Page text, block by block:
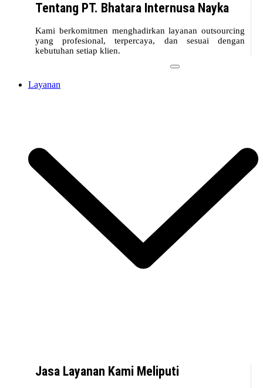
Tentang PT. Bhatara Internusa Nayka
Kami berkomitmen menghadirkan layanan outsourcing
yang profesional, terpercaya, dan sesuai dengan
kebutuhan setiap klien.
Layanan
Jasa Layanan Kami Meliputi